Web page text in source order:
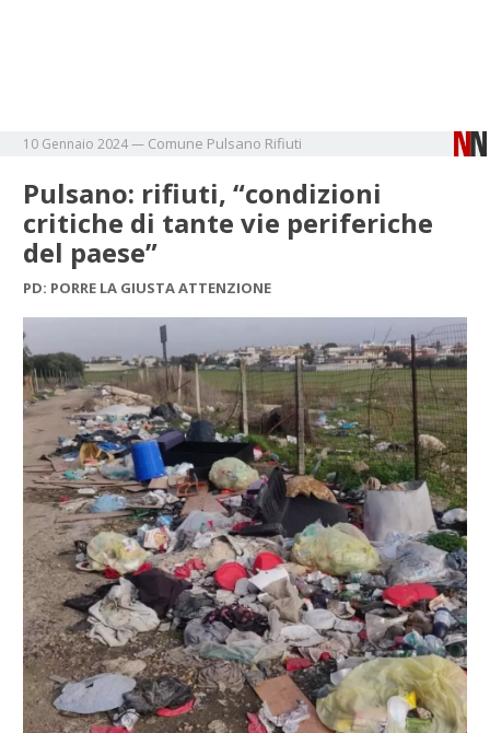
10 Gennaio 2024— Comune Pulsano Rifiuti
Pulsano: rifiuti, “condizioni
critiche di tante vie periferiche
del paese”
PD: PORRE LA GIUSTA ATTENZIONE